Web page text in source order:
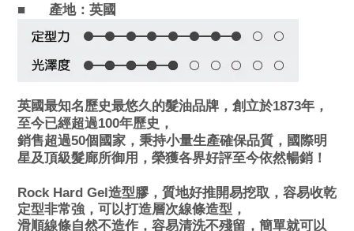
■
產地：英國
英國最知名歷史最悠久的髮油品牌，創立於1873年，
至今已經超過100年歷史，
銷售超過50個國家，秉持小量生產確保品質，國際明
星及頂級髮廊所御用，榮獲各界好評至今依然暢銷！
Rock Hard Gel造型膠，質地好推開易挖取，容易收乾
定型非常強， 可以打造層次線條造型，
滑順線條自然不造作，容易清洗不殘留，簡單就可以